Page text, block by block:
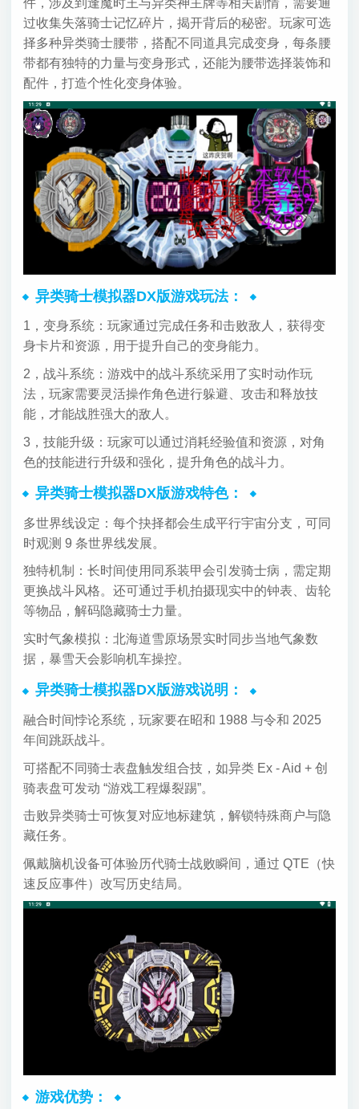
件，涉及到逢魔时王与异类神主牌等相关剧情，需要通
过收集失落骑士记忆碎片，揭开背后的秘密。玩家可选
择多种异类骑士腰带，搭配不同道具完成变身，每条腰
带都有独特的力量与变身形式，还能为腰带选择装饰和
配件，打造个性化变身体验。
异类骑士模拟器DX版游戏玩法：
1，变身系统：玩家通过完成任务和击败敌人，获得变
身卡片和资源，用于提升自己的变身能力。
2，战斗系统：游戏中的战斗系统采用了实时动作玩
法，玩家需要灵活操作角色进行躲避、攻击和释放技
能，才能战胜强大的敌人。
3，技能升级：玩家可以通过消耗经验值和资源，对角
色的技能进行升级和强化，提升角色的战斗力。
异类骑士模拟器DX版游戏特色：
多世界线设定：每个抉择都会生成平行宇宙分支，可同
时观测 9 条世界线发展。
独特机制：长时间使用同系装甲会引发骑士病，需定期
更换战斗风格。还可通过手机拍摄现实中的钟表、齿轮
等物品，解码隐藏骑士力量。
实时气象模拟：北海道雪原场景实时同步当地气象数
据，暴雪天会影响机车操控。
异类骑士模拟器DX版游戏说明：
融合时间悖论系统，玩家要在昭和 1988 与令和 2025
年间跳跃战斗。
可搭配不同骑士表盘触发组合技，如异类 Ex - Aid + 创
骑表盘可发动 “游戏工程爆裂踢”。
击败异类骑士可恢复对应地标建筑，解锁特殊商户与隐
藏任务。
佩戴脑机设备可体验历代骑士战败瞬间，通过 QTE（快
速反应事件）改写历史结局。
游戏优势：